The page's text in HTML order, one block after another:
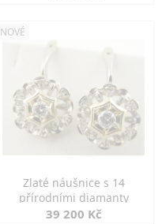
NOVÉ
Zlaté náušnice s 14
přírodními diamanty
39 200 Kč